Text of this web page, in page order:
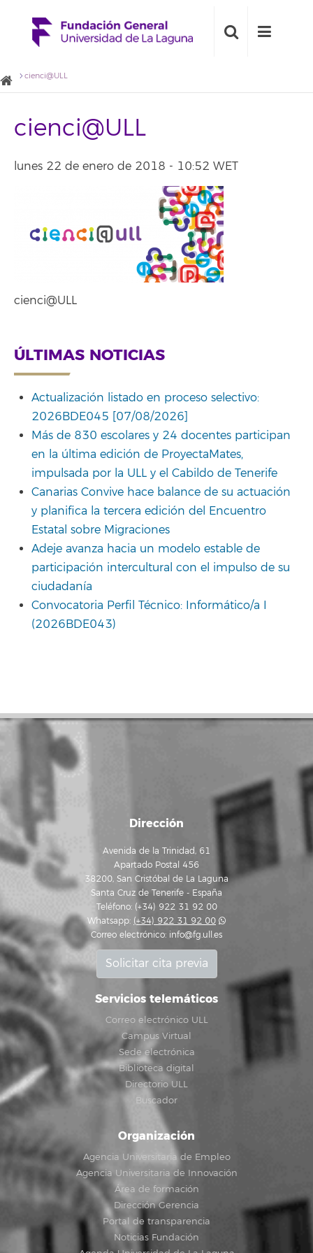
cienci@ULL
cienci@ULL
lunes 22 de enero de 2018 - 10:52 WET
cienci@ULL
ÚLTIMAS NOTICIAS
Actualización listado en proceso selectivo:
2026BDE045 [07/08/2026]
Más de 830 escolares y 24 docentes participan
en la última edición de ProyectaMates,
impulsada por la ULL y el Cabildo de Tenerife
Canarias Convive hace balance de su actuación
y planifica la tercera edición del Encuentro
Estatal sobre Migraciones
Adeje avanza hacia un modelo estable de
participación intercultural con el impulso de su
ciudadanía
Convocatoria Perfil Técnico: Informático/a I
(2026BDE043)
Dirección
Avenida de la Trinidad, 61
Apartado Postal 456
38200, San Cristóbal de La Laguna
Santa Cruz de Tenerife - España
Teléfono: (+34) 922 31 92 00
Whatsapp: (+34) 922 31 92 00
Correo electrónico: info@fg.ull.es
Solicitar cita previa
Servicios telemáticos
Correo electrónico ULL
Campus Virtual
Sede electrónica
Biblioteca digital
Directorio ULL
Buscador
Organización
Agencia Universitaria de Empleo
Agencia Universitaria de Innovación
Área de formación
Dirección Gerencia
Portal de transparencia
Noticias Fundación